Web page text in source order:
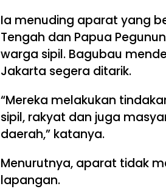
Ia menuding aparat yang
Tengah dan Papua
warga sipil. Bagubau
Jakarta segera ditarik.
“Mereka melakukan
sipil, rakyat dan juga
daerah,” katanya.
Menurutnya, aparat tidak
lapangan.